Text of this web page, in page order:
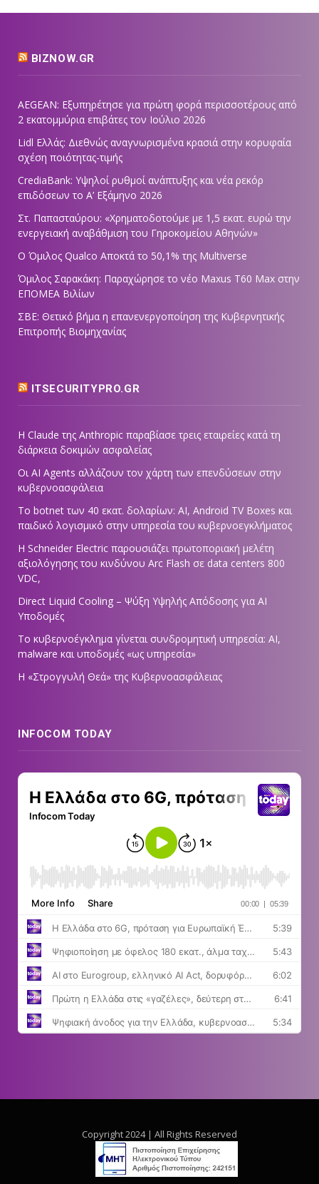
BIZNOW.GR
AEGEAN: Εξυπηρέτησε για πρώτη φορά περισσοτέρους από
2 εκατομμύρια επιβάτες τον Ιούλιο 2026
Lidl Ελλάς: Διεθνώς αναγνωρισμένα κρασιά στην κορυφαία
σχέση ποιότητας-τιμής
CrediaBank: Υψηλοί ρυθμοί ανάπτυξης και νέα ρεκόρ
επιδόσεων το Α’ Εξάμηνο 2026
Στ. Παπασταύρου: «Χρηματοδοτούμε με 1,5 εκατ. ευρώ την
ενεργειακή αναβάθμιση του Γηροκομείου Αθηνών»
Ο Όμιλος Qualco Αποκτά το 50,1% της Multiverse
Όμιλος Σαρακάκη: Παραχώρησε το νέο Maxus T60 Max στην
ΕΠΟΜΕΑ Βιλίων
ΣΒΕ: Θετικό βήμα η επανενεργοποίηση της Κυβερνητικής
Επιτροπής Βιομηχανίας
ITSECURITYPRO.GR
Η Claude της Anthropic παραβίασε τρεις εταιρείες κατά τη
διάρκεια δοκιμών ασφαλείας
Οι AI Agents αλλάζουν τον χάρτη των επενδύσεων στην
κυβερνοασφάλεια
Το botnet των 40 εκατ. δολαρίων: AI, Android TV Boxes και
παιδικό λογισμικό στην υπηρεσία του κυβερνοεγκλήματος
Η Schneider Electric παρουσιάζει πρωτοποριακή μελέτη
αξιολόγησης του κινδύνου Arc Flash σε data centers 800
VDC,
Direct Liquid Cooling – Ψύξη Υψηλής Απόδοσης για AI
Υποδομές
Το κυβερνοέγκλημα γίνεται συνδρομητική υπηρεσία: AI,
malware και υποδομές «ως υπηρεσία»
Η «Στρογγυλή Θεά» της Κυβερνοασφάλειας
INFOCOM TODAY
Copyright 2024 | All Rights Reserved